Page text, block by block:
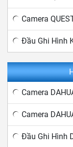
Camera
Đầu Ghi Hình
Camera
Camera
Đầu Ghi Hình